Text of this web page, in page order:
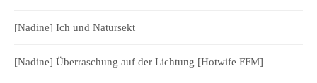
[Nadine] Ich und Natursekt
[Nadine] Überraschung auf der Lichtung [Hotwife FFM]